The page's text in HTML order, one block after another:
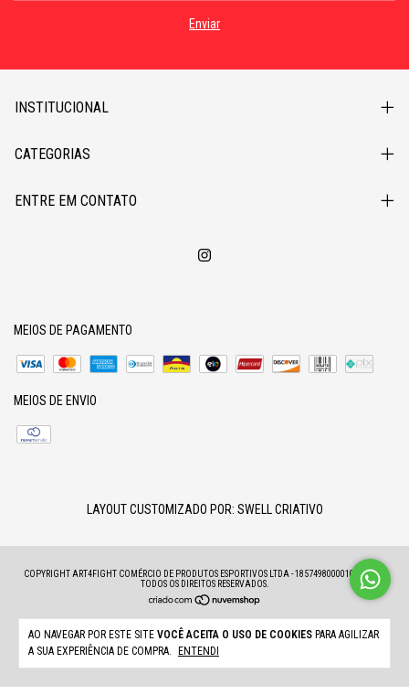
AO NAVEGAR POR ESTE SITE VOCÊ ACEITA O USO DE COOKIES PARA AGILIZAR
A SUA EXPERIÊNCIA DE COMPRA.
ENTENDI
INSTITUCIONAL
CATEGORIAS
ENTRE EM CONTATO
MEIOS DE PAGAMENTO
MEIOS DE ENVIO
LAYOUT CUSTOMIZADO POR: SWELL CRIATIVO
COPYRIGHT ART4FIGHT COMÉRCIO DE PRODUTOS ESPORTIVOS LTDA - 18574980000100 - 2026.
TODOS OS DIREITOS RESERVADOS.